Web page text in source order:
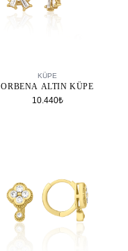
KÜPE
ORBENA ALTIN KÜPE
10.440₺